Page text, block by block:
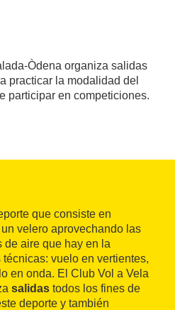
Òdena organiza salidas
practicar la modalidad del
participar en competiciones.
que consiste en
velero aprovechando las
de aire que hay en la
vuelo en vertientes,
en onda. El Club Vol a Vela
salidas todos los fines de
deporte y también